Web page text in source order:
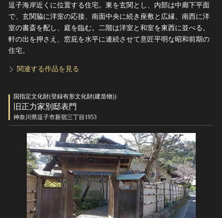
逗子海岸近くに位置する住宅。東を玄関とし、内部は中廊下平面
で、玄関脇に洋室の応接、南面中央に続き座敷と広縁、南西に洋
室の書斎を配し、庭を臨む。二階は洋室と和室を東西に並べる。
軒の出を押さえ、窓庇を水平に連続させて意匠平明な昭和前期の
住宅。
関連する作品を見る
国指定文化財(登録有形文化財(建造物))
旧正力家別邸表門
神奈川県逗子市新宿三丁目1953